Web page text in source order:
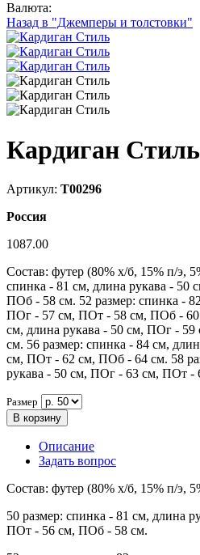
Валюта:
Назад в "Джемперы и толстовки"
Кардиган Стиль
Артикул: Т00296
Россия
1087.00
Состав: футер (80% х/б, 15% п/э,
спинка - 81 см, длина рукава -
ПОб - 58 см. 52 размер: спинка -
ПОг - 57 см, ПОт - 58 см, ПОб - 60
см, длина рукава - 50 см, ПОг -
см. 56 размер: спинка - 84 см,
см, ПОт - 62 см, ПОб - 64 см. 58
рукава - 50 см, ПОг - 63 см, ПОт -
Размер
В корзину
Описание
Задать вопрос
Состав: футер (80% х/б, 15% п/э,
50 размер: спинка - 81 см, длина
ПОт - 56 см, ПОб - 58 см.